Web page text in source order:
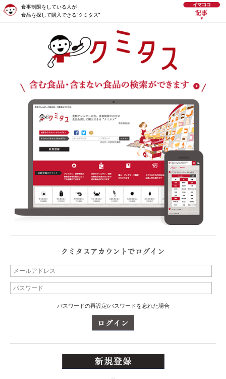
食事制限をしている人が
食品を探して購入できる“クミタス”
パスワードの再設定/パスワードを忘れた場合